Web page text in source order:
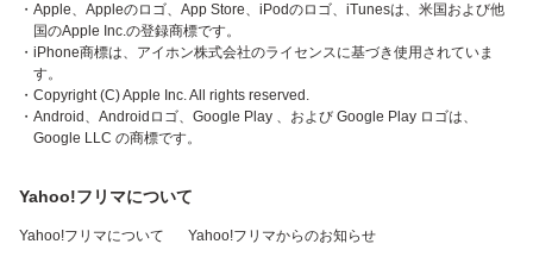
・Apple、Appleのロゴ、App Store、iPodのロゴ、iTunesは、米国および他
国のApple Inc.の登録商標です。
・iPhone商標は、アイホン株式会社のライセンスに基づき使用されていま
す。
・Copyright (C) Apple Inc. All rights reserved.
・Android、Androidロゴ、Google Play 、および Google Play ロゴは、
Google LLC の商標です。
Yahoo!フリマについて
Yahoo!フリマについて Yahoo!フリマからのお知らせ